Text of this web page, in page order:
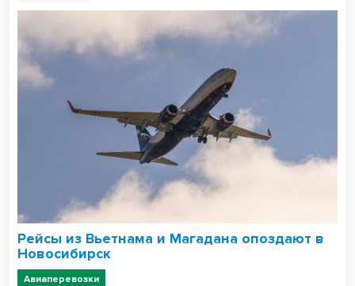
Рейсы из Вьетнама и Магадана опоздают в
Новосибирск
Авиаперевозки